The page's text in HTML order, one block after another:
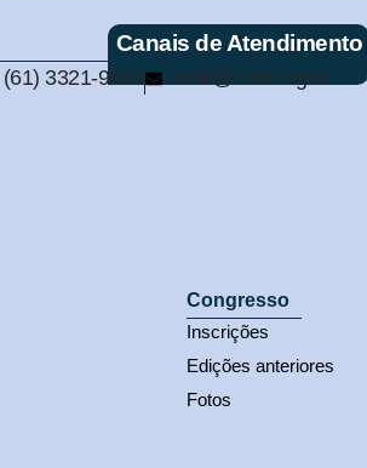
Canais de Atendimento
(61) 3321-9563 cmb@cmb.org.br
Congresso
Inscrições
Edições anteriores
Fotos